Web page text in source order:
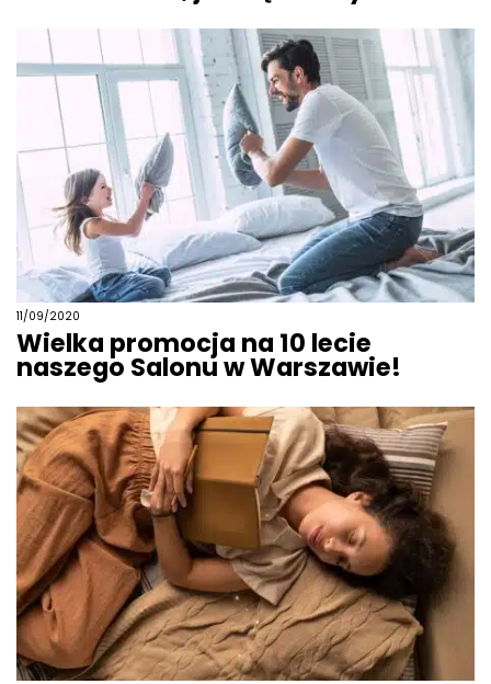
11/09/2020
Wielka promocja na 10 lecie
naszego Salonu w Warszawie!